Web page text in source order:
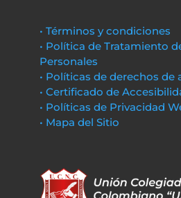
• Términos y condiciones
• Política de Tratamiento
Personales
• Políticas de derechos de
• Certificado de
• Políticas de Privacidad
• Mapa del Sitio